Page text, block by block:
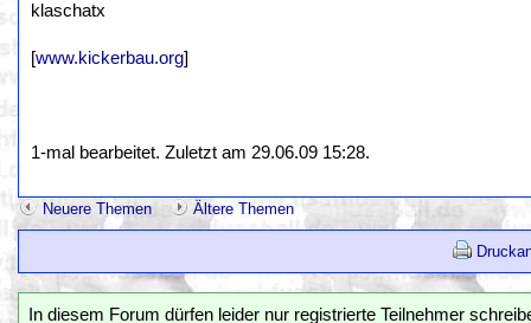
klaschatx
[www.kickerbau.org]
1-mal bearbeitet. Zuletzt am 29.06.09 15:28.
Neuere Themen Ältere Themen
In diesem Forum dürfen leider nur registrierte Teilnehmer